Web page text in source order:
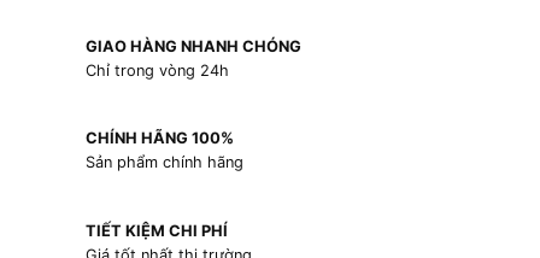
GIAO HÀNG NHANH CHÓNG
Chỉ trong vòng 24h
CHÍNH HÃNG 100%
Sản phẩm chính hãng
TIẾT KIỆM CHI PHÍ